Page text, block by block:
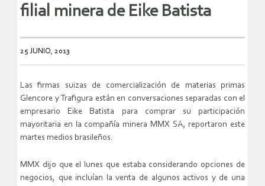
filial minera de Eike Batista
25 JUNIO, 2013
Las firmas suizas de comercialización de materias primas
Glencore y Trafigura están en conversaciones separadas con el
empresario Eike Batista para comprar su participación
mayoritaria en la compañía minera MMX SA, reportaron este
martes medios brasileños.
MMX dijo que el lunes que estaba considerando opciones de
negocios, que incluían la venta de algunos activos y de una